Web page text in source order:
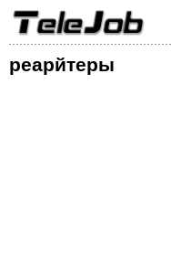
реарйтеры